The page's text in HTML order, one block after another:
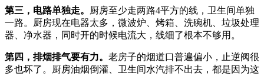
第三，电路单独走。
厨房至少走两路4平方的线，卫生间单独
一路。厨房现在电器太多，微波炉、烤箱、洗碗机、垃圾处理
器、净水器，同时开的时候电流大，线细了根本不够用。
第四，排烟排气要有力。 老房子的烟道口普遍偏小，止逆阀很
多也坏了。厨房油烟倒灌、卫生间水汽排不出去，都是因为这